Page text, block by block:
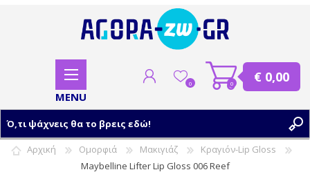
0 0 € 0,00
Αρχική Ομορφιά Μακιγιάζ
Κραγιόν-Lip Gloss
Maybelline Lifter Lip Gloss 006 Reef